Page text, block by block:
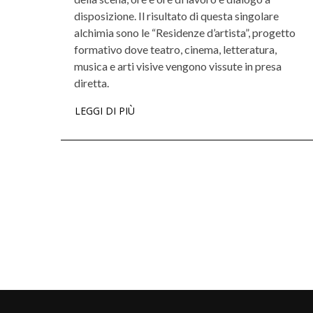
disposizione. Il risultato di questa singolare
alchimia sono le “Residenze d’artista”, progetto
formativo dove teatro, cinema, letteratura,
musica e arti visive vengono vissute in presa
diretta.
LEGGI DI PIÙ